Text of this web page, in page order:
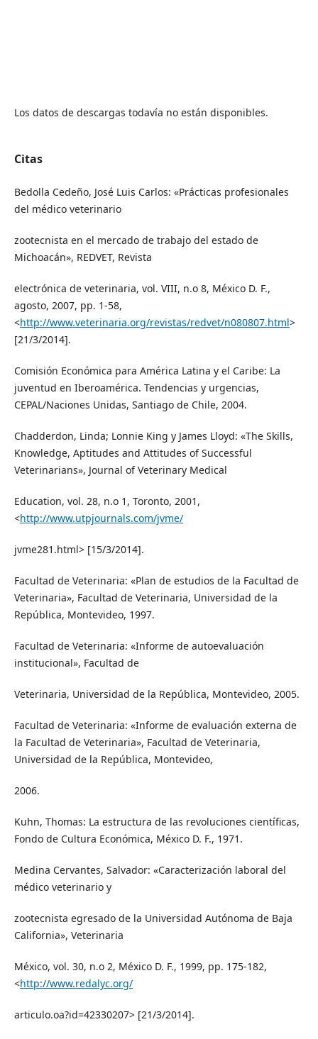
Los datos de descargas todavía no están disponibles.
Citas
Bedolla Cedeño, José Luis Carlos: «Prácticas profesionales
del médico veterinario
zootecnista en el mercado de trabajo del estado de
Michoacán», REDVET, Revista
electrónica de veterinaria, vol. VIII, n.o 8, México D. F.,
agosto, 2007, pp. 1-58,
<http://www.veterinaria.org/revistas/redvet/n080807.html>
[21/3/2014].
Comisión Económica para América Latina y el Caribe: La
juventud en Iberoamérica. Tendencias y urgencias,
CEPAL/Naciones Unidas, Santiago de Chile, 2004.
Chadderdon, Linda; Lonnie King y James Lloyd: «The Skills,
Knowledge, Aptitudes and Attitudes of Successful
Veterinarians», Journal of Veterinary Medical
Education, vol. 28, n.o 1, Toronto, 2001,
<http://www.utpjournals.com/jvme/
jvme281.html> [15/3/2014].
Facultad de Veterinaria: «Plan de estudios de la Facultad de
Veterinaria», Facultad de Veterinaria, Universidad de la
República, Montevideo, 1997.
Facultad de Veterinaria: «Informe de autoevaluación
institucional», Facultad de
Veterinaria, Universidad de la República, Montevideo, 2005.
Facultad de Veterinaria: «Informe de evaluación externa de
la Facultad de Veterinaria», Facultad de Veterinaria,
Universidad de la República, Montevideo,
2006.
Kuhn, Thomas: La estructura de las revoluciones científicas,
Fondo de Cultura Económica, México D. F., 1971.
Medina Cervantes, Salvador: «Caracterización laboral del
médico veterinario y
zootecnista egresado de la Universidad Autónoma de Baja
California», Veterinaria
México, vol. 30, n.o 2, México D. F., 1999, pp. 175-182,
<http://www.redalyc.org/
articulo.oa?id=42330207> [21/3/2014].